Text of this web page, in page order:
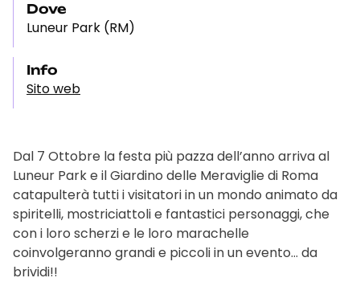
Dove
Luneur Park (RM)
Info
Sito web
Dal 7 Ottobre la festa più pazza dell’anno arriva al
Luneur Park e il Giardino delle Meraviglie di Roma
catapulterà tutti i visitatori in un mondo animato da
spiritelli, mostriciattoli e fantastici personaggi, che
con i loro scherzi e le loro marachelle
coinvolgeranno grandi e piccoli in un evento… da
brividi!!